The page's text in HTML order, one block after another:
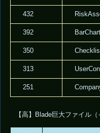
432
392
350
313
251
【高】Blade巨大ファイル